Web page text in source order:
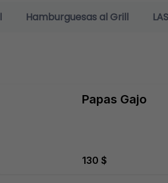
Hamburguesas al Grill
Papas Gajo
130 $